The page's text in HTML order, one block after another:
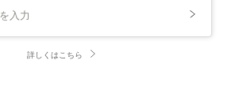
詳しくはこちら